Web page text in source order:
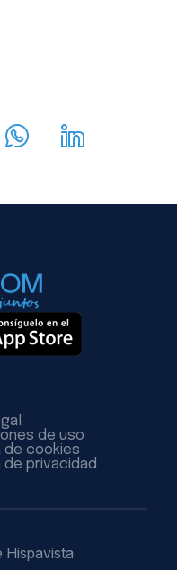
de uso
de cookies
de privacidad
Hispavista